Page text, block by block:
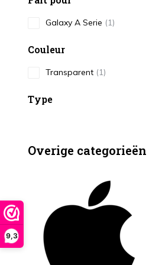
9,3
Galaxy A Serie (1)
Couleur
Transparent (1)
Type
Overige